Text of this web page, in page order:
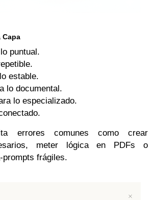
Capa
puntual.
estable.
lo documental.
lo especializado.
errores comunes como crear
meter lógica en PDFs o
prompts frágiles.